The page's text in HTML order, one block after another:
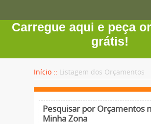
Carregue aqui e peça
grátis!
Início :: Listagem dos Orçamentos
Pesquisar por Orçamentos
Minha Zona